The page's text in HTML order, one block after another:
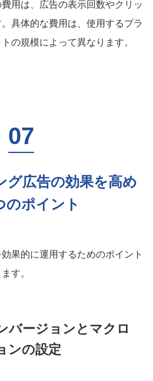
用は、広告の表示回数やクリッ
具体的な費用は、使用するプラ
の規模によって異なります。
グ広告の効果を高め
のポイント
果的に運用するためのポイント
す。
バージョンとマクロ
ンの設定